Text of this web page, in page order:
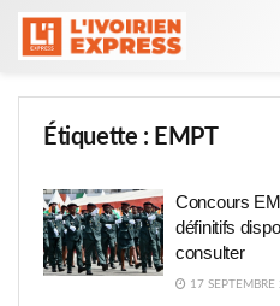
Étiquette : EMPT
Concours
définitifs
consulter
17